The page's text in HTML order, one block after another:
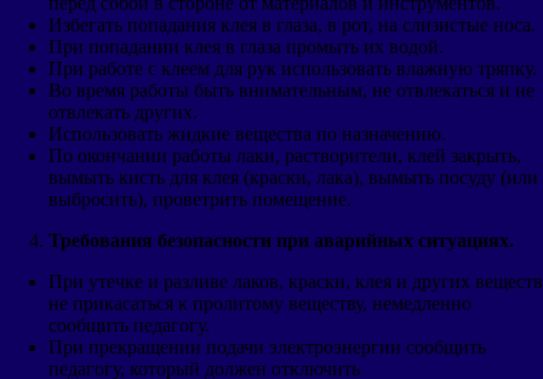
Избегать попадания клея в глаза, в рот, на слизистые носа.
При попадании клея в глаза промыть их водой.
При работе с клеем для рук использовать влажную тряпку.
Во время работы быть внимательным, не отвлекаться и не
отвлекать других.
Использовать жидкие вещества по назначению.
По окончании работы лаки, растворители, клей закрыть,
вымыть кисть для клея (краски, лака), вымыть посуду (или
выбросить), проветрить помещение.
Требования безопасности при аварийных ситуациях.
При утечке и разливе лаков, краски, клея и других веществ
не прикасаться к пролитому веществу, немедленно
сообщить педагогу.
При прекращении подачи электроэнергии сообщить
педагогу, который должен отключить